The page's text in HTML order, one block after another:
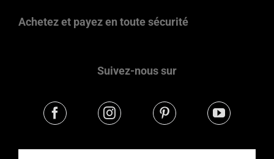
Achetez et payez en toute sécurité
Suivez-nous sur